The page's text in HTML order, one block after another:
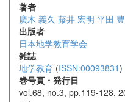
著者
廣木 義久 藤井 宏明 平田
出版者
日本地学教育学会
雑誌
地学教育 (ISSN:00093831)
巻号頁・発行日
vol.68, no.3, pp.119-128,